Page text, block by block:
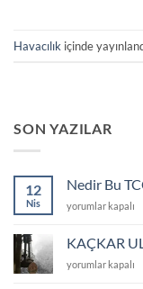
Havacılık içinde
SON YAZILAR
12
Nis
Nedir Bu
Nedir
için
yorumlar kapalı
KAÇKAR
KAÇKAR
yorumlar kapalı